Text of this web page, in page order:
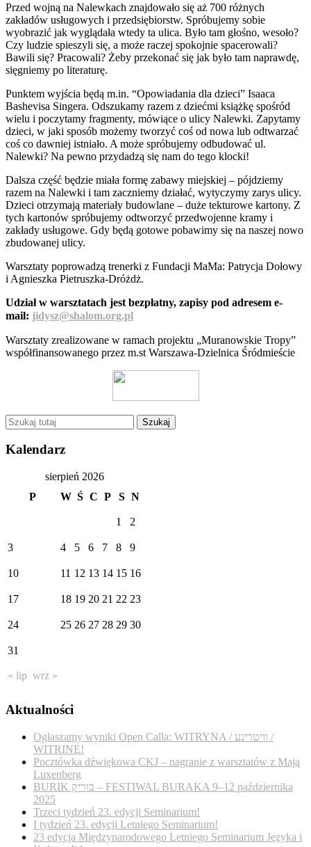
Przed wojną na Nalewkach znajdowało się aż 700 różnych
zakładów usługowych i przedsiębiorstw. Spróbujemy sobie
wyobrazić jak wyglądała wtedy ta ulica. Było tam głośno, wesoło?
Czy ludzie spieszyli się, a może raczej spokojnie spacerowali?
Bawili się? Pracowali? Żeby przekonać się jak było tam naprawdę,
sięgniemy po literaturę.
Punktem wyjścia będą m.in. “Opowiadania dla dzieci” Isaaca
Bashevisa Singera. Odszukamy razem z dziećmi książkę spośród
wielu i poczytamy fragmenty, mówiące o ulicy Nalewki. Zapytamy
dzieci, w jaki sposób możemy tworzyć coś od nowa lub odtwarzać
coś co dawniej istniało. A może spróbujemy odbudować ul.
Nalewki? Na pewno przydadzą się nam do tego klocki!
Dalsza część będzie miała formę zabawy miejskiej – pójdziemy
razem na Nalewki i tam zaczniemy działać, wytyczymy zarys ulicy.
Dzieci otrzymają materiały budowlane – duże tekturowe kartony. Z
tych kartonów spróbujemy odtworzyć przedwojenne kramy i
zakłady usługowe. Gdy będą gotowe pobawimy się na naszej nowo
zbudowanej ulicy.
Warsztaty poprowadzą trenerki z Fundacji MaMa: Patrycja Dołowy
i Agnieszka Pietruszka-Dróżdż.
Udział w warsztatach jest bezpłatny, zapisy pod adresem e-
mail: jidysz@shalom.org.pl
Warsztaty zrealizowane w ramach projektu „Muranowskie Tropy”
współfinansowanego przez m.st Warszawa-Dzielnica Śródmieście
Kalendarz
sierpień 2026
P
W Ś C P S N
1 2
3 4 5 6 7 8 9
10 11 12 13 14 15 16
17 18 19 20 21 22 23
24 25 26 27 28 29 30
31
« lip wrz »
Aktualności
Ogłaszamy wyniki Open Calla: WITRYNA / װיטרינע /
WITRINE!
Pocztówka dźwiękowa CKJ – nagranie z warsztatów z Mają
Luxenberg
BURIK בוריק – FESTIWAL BURAKA 9–12 października
2025
Trzeci tydzień 23. edycji Seminarium!
I tydzień 23. edycji Letniego Seminarium!
23 edycja Międzynarodowego Letniego Seminarium Języka i